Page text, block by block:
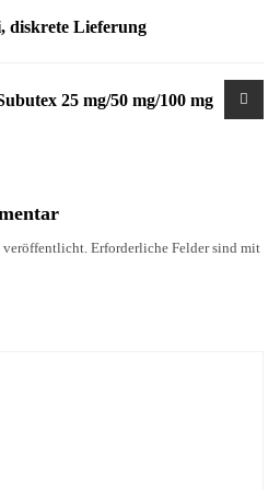
diskrete Lieferung
25 mg/50 mg/100 mg
veröffentlicht. Erforderliche Felder sind mit